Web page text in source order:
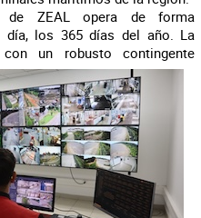
de ZEAL opera de forma
día, los 365 días del año. La
con un robustocontingente